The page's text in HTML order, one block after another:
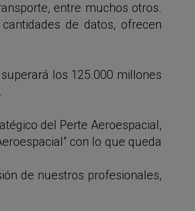
entre muchos otros.
de datos, ofrecen
los 125.000 millones
del Perte Aeroespacial,
con lo que queda
de nuestros profesionales,